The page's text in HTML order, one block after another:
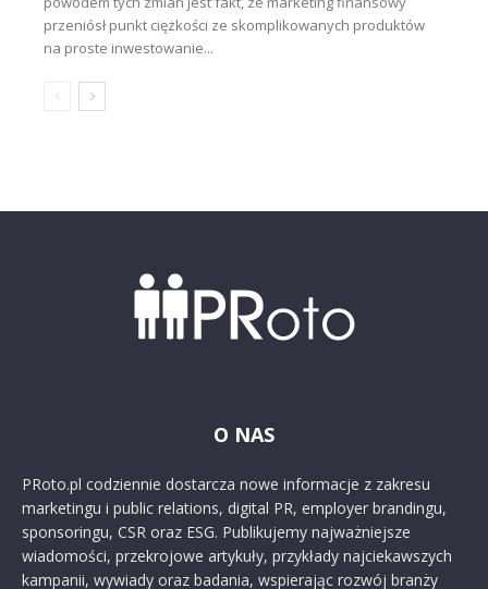
przeniósł punkt ciężkości ze skomplikowanych produktów
na proste inwestowanie...
O NAS
PRoto.pl codziennie dostarcza nowe informacje z zakresu
marketingu i public relations, digital PR, employer brandingu,
sponsoringu, CSR oraz ESG. Publikujemy najważniejsze
wiadomości, przekrojowe artykuły, przykłady najciekawszych
kampanii, wywiady oraz badania, wspierając rozwój branży